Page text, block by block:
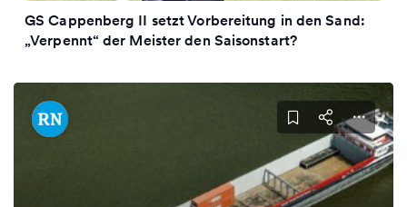
GS Cappenberg II setzt Vorbereitung in den Sand:
„Verpennt“ der Meister den Saisonstart?